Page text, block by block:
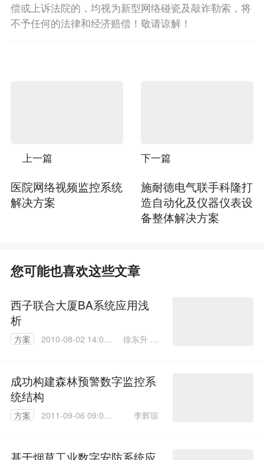
偿或上诉法院的，均视为新型网络碰瓷及敲诈勒索，将
不予任何的法律和经济赔偿！敬请谅解！
上一篇
医院网络视频监控系统
解决方案
下一篇
施耐德电气联手科隆打
造自动化及仪器仪表设
备整体解决方案
您可能也喜欢这些文章
西子联合大厦BA系统应用浅
析
方案
2010-08-02 14:01:
徐东升 陈
成功构建森林预警数字监控系
统结构
方案
2011-09-06 09:05:
李辉琼